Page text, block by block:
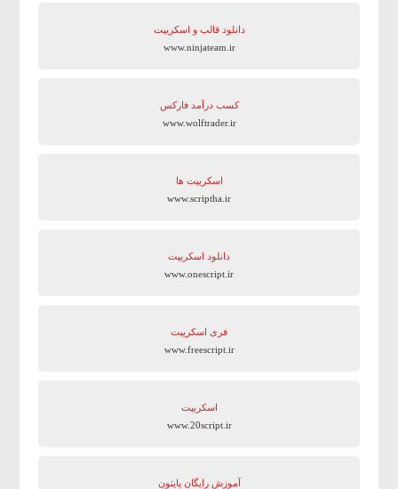
دانلود قالب و اسکریپت
www.ninjateam.ir
کسب درآمد فارکس
www.wolftrader.ir
اسکریپت ها
www.scriptha.ir
دانلود اسکریپت
www.onescript.ir
فری اسکریپت
www.freescript.ir
اسکریپت
www.20script.ir
آموزش رایگان پایتون